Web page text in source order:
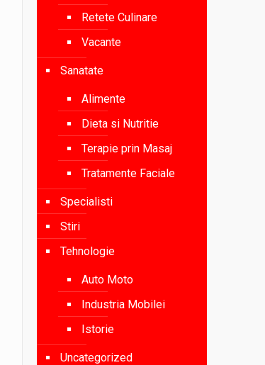
Retete Culinare
Vacante
Sanatate
Alimente
Dieta si Nutritie
Terapie prin Masaj
Tratamente Faciale
Specialisti
Stiri
Tehnologie
Auto Moto
Industria Mobilei
Istorie
Uncategorized